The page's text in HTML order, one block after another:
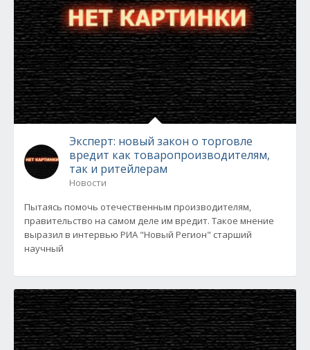
Эксперт: новый закон о торговле
вредит как товаропроизводителям,
так и ритейлерам
Новости
Пытаясь помочь отечественным производителям,
правительство на самом деле им вредит. Такое мнение
выразил в интервью РИА "Новый Регион" старший
научный